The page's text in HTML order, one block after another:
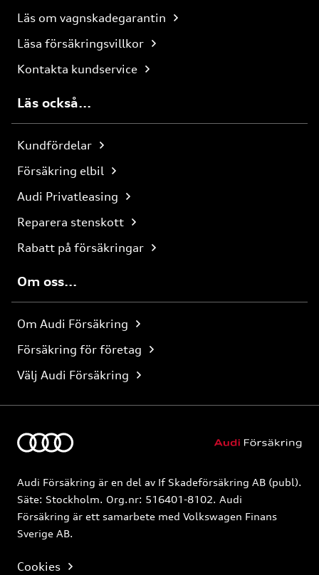
Läs om vagnskadegarantin
Läsa försäkringsvillkor
Kontakta kundservice
Läs också...
Kundfördelar
Försäkring elbil
Audi Privatleasing
Reparera stenskott
Rabatt på försäkringar
Om oss...
Om Audi Försäkring
Försäkring för företag
Välj Audi Försäkring
Audi Försäkring är en del av If Skadeförsäkring AB (publ).
Säte: Stockholm. Org.nr: 516401-8102. Audi
Försäkring är ett samarbete med Volkswagen Finans
Sverige AB.
Cookies